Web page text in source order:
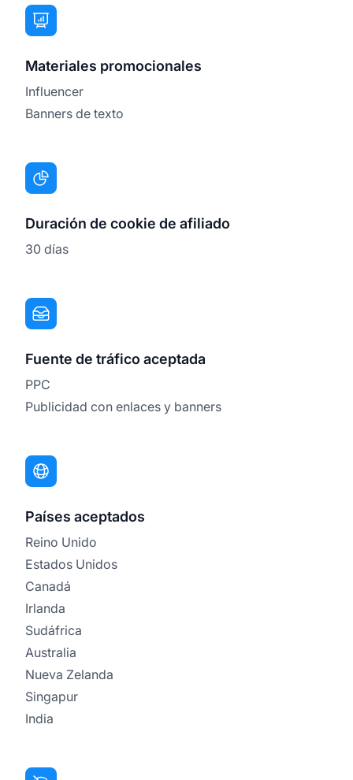
Materiales promocionales
Influencer
Banners de texto
Duración de cookie de afiliado
30 días
Fuente de tráfico aceptada
PPC
Publicidad con enlaces y banners
Países aceptados
Reino Unido
Estados Unidos
Canadá
Irlanda
Sudáfrica
Australia
Nueva Zelanda
Singapur
India